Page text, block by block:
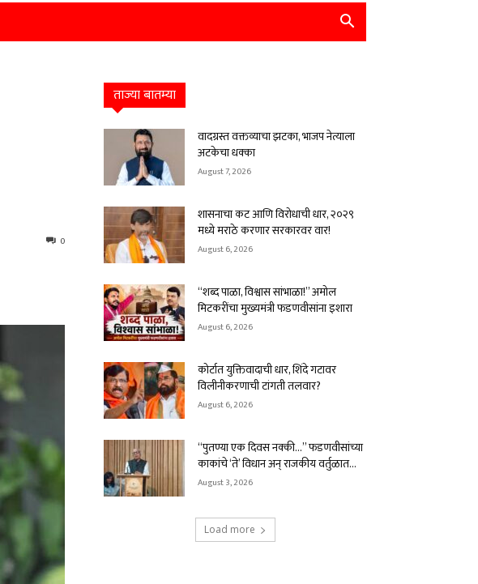
0
ताज्या बातम्या
वादग्रस्त वक्तव्याचा झटका, भाजप नेत्याला
अटकेचा धक्का
August 7, 2026
शासनाचा कट आणि विरोधाची धार, २०२९
मध्ये मराठे करणार सरकारवर वार!
August 6, 2026
“शब्द पाळा, विश्वास सांभाळा!” अमोल
मिटकरींचा मुख्यमंत्री फडणवीसांना इशारा
August 6, 2026
कोर्टात युक्तिवादाची धार, शिंदे गटावर
विलीनीकरणाची टांगती तलवार?
August 6, 2026
“पुतण्या एक दिवस नक्की…” फडणवीसांच्या
काकांचे ‘ते’ विधान अन् राजकीय वर्तुळात...
August 3, 2026
Load more